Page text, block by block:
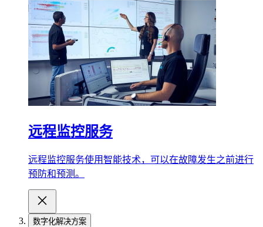
远程监控服务
远程监控服务使用智能技术，可以在故障发生之前进行
预防和预测。
数字化解决方案